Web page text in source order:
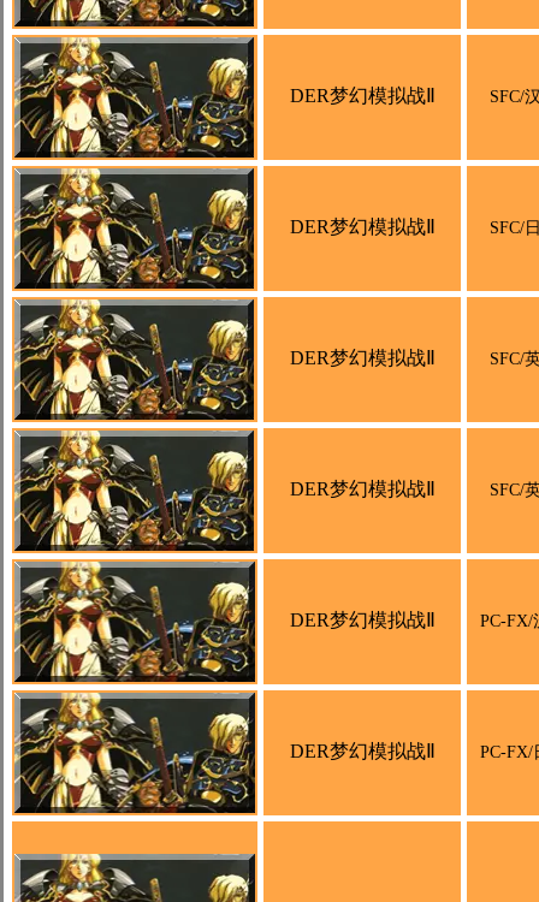
DER梦幻模拟战Ⅱ SFC/
DER梦幻模拟战Ⅱ SFC/
DER梦幻模拟战Ⅱ SFC/
DER梦幻模拟战Ⅱ SFC/
DER梦幻模拟战Ⅱ PC-FX/
DER梦幻模拟战Ⅱ PC-FX/